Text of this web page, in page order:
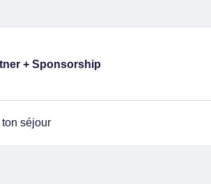
+ Sponsorship
ton séjour